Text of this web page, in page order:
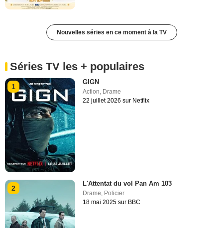
Nouvelles séries en ce moment à la TV
Séries TV les + populaires
1
GIGN
Action, Drame
22 juillet 2026 sur Netflix
2
L'Attentat du vol Pan Am 103
Drame Policier
18 mai 2025 sur BBC